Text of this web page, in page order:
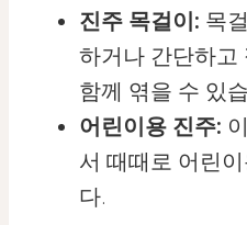
진주 목걸이: 목
하거나 간단하고
함께 엮을 수 있
어린이용 진주:
서 때때로 어린
다.